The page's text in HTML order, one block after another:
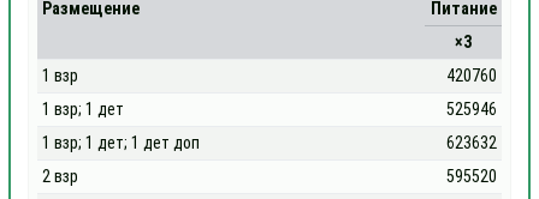
Размещение
Питание
×3
1 взр
420760
1 взр; 1 дет
525946
1 взр; 1 дет; 1 дет доп
623632
2 взр
595520